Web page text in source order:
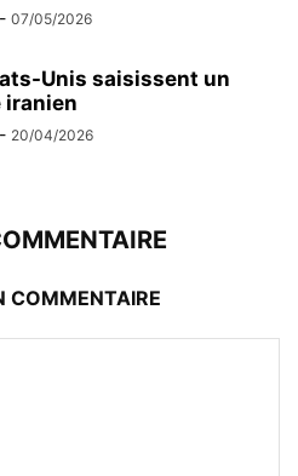
- 07/05/2026
Unis saisissent un
iranien
- 20/04/2026
COMMENTAIRE